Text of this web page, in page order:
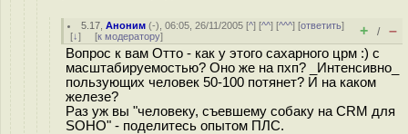
5.17 ,Аноним (-), 06:05, 26/11/2005 [^] [^^] [^^^] [ответить]
[↓] [к модератору] + / –
Вопрос к вам Отто - как у этого сахарного црм :) с
масштабируемостью? Оно же на пхп? _Интенсивно_
пользующих человек 50-100 потянет? И на каком
железе?
Раз уж вы "человеку, съевшему собаку на CRM для
SOHO" - поделитесь опытом ПЛС.